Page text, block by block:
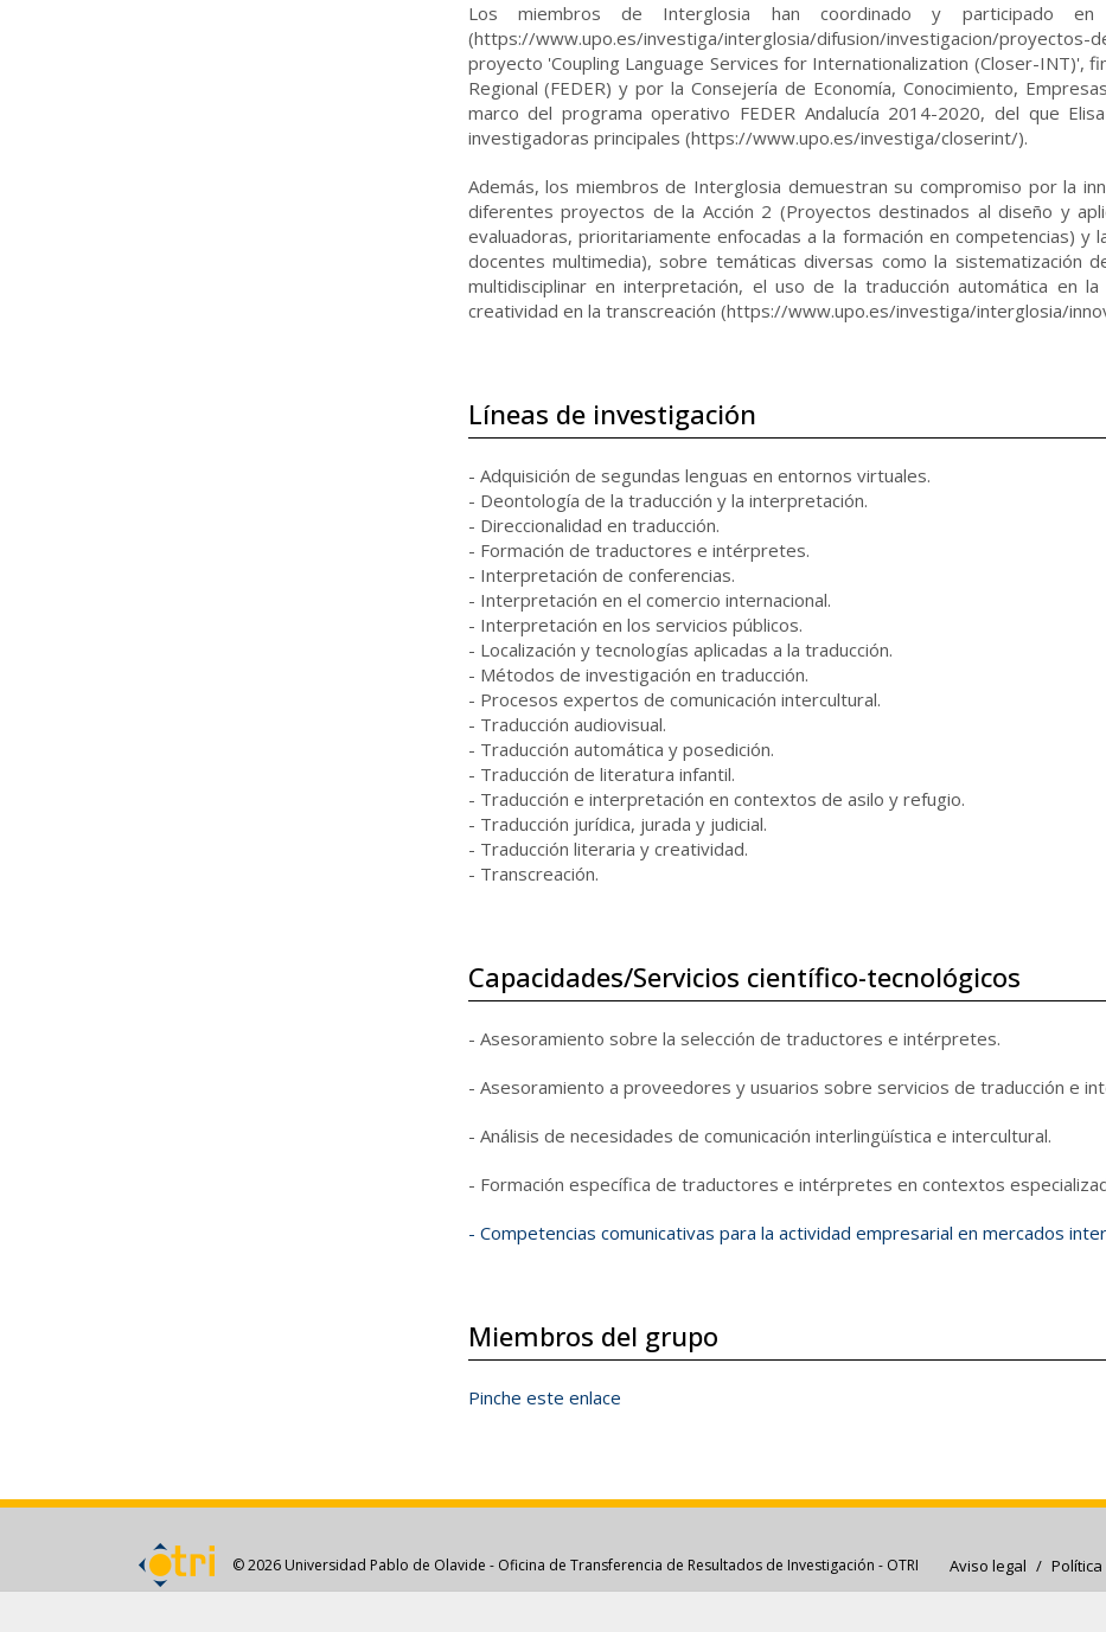
Los miembros de Interglosia han coordinado y participado en
(https://www.upo.es/investiga/interglosia/difusion/investigacion/
proyecto 'Coupling Language Services for Internationalization (Closer-INT)',
Regional (FEDER) y por la Consejería de Economía, Conocimiento,
marco del programa operativo FEDER Andalucía 2014-2020, del que
investigadoras principales (https://www.upo.es/investiga/closerint/).
Además, los miembros de Interglosia demuestran su compromiso por la
diferentes proyectos de la Acción 2 (Proyectos destinados al diseño y
evaluadoras, prioritariamente enfocadas a la formación en competencias) y
docentes multimedia), sobre temáticas diversas como la sistematización
multidisciplinar en interpretación, el uso de la traducción automática en
creatividad en la transcreación (https://www.upo.es/investiga/interglosia/
Líneas de investigación
- Adquisición de segundas lenguas en entornos virtuales.
- Deontología de la traducción y la interpretación.
- Direccionalidad en traducción.
- Formación de traductores e intérpretes.
- Interpretación de conferencias.
- Interpretación en el comercio internacional.
- Interpretación en los servicios públicos.
- Localización y tecnologías aplicadas a la traducción.
- Métodos de investigación en traducción.
- Procesos expertos de comunicación intercultural.
- Traducción audiovisual.
- Traducción automática y posedición.
- Traducción de literatura infantil.
- Traducción e interpretación en contextos de asilo y refugio.
- Traducción jurídica, jurada y judicial.
- Traducción literaria y creatividad.
- Transcreación.
Capacidades/Servicios científico-tecnológicos
- Asesoramiento sobre la selección de traductores e intérpretes.
- Asesoramiento a proveedores y usuarios sobre servicios de traducción e
- Análisis de necesidades de comunicación interlingüística e intercultural.
- Formación específica de traductores e intérpretes en contextos
- Competencias comunicativas para la actividad empresarial en mercados
Miembros del grupo
Pinche este enlace
© 2026 Universidad Pablo de Olavide - Oficina de Transferencia de Resultados de Investigación - OTRI Aviso legal /